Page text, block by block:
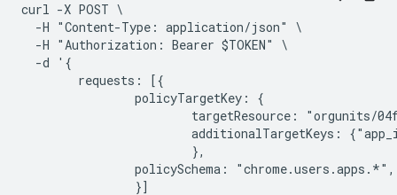
curl -X POST \
  -H "Content-Type: application/json" \
  -H "Authorization: Bearer $TOKEN" \
  -d '{
        requests: [{
                policyTargetKey: {
targetResource: "orgunits/
additionalTargetKeys:
                        },
                policySchema: "chrome.users.apps.*",
                }]